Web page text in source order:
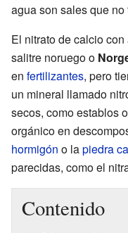
agua son sales que no
El nitrato de calcio
salitre noruego o
en fertilizantes, pero
un mineral llamado
secos, como establos
orgánico en
hormigón o lapiedra
parecidas, como el
Contenido